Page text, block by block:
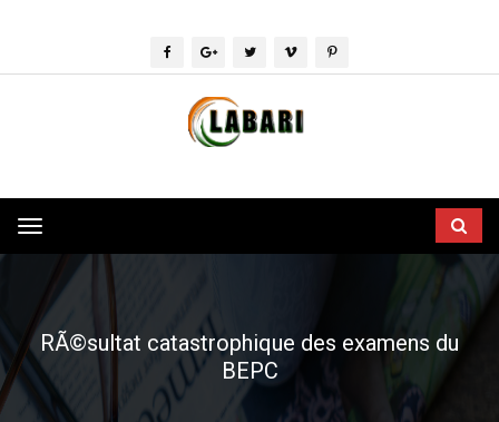
Toggle
navigation
RÃ©sultat catastrophique des examens du
BEPC